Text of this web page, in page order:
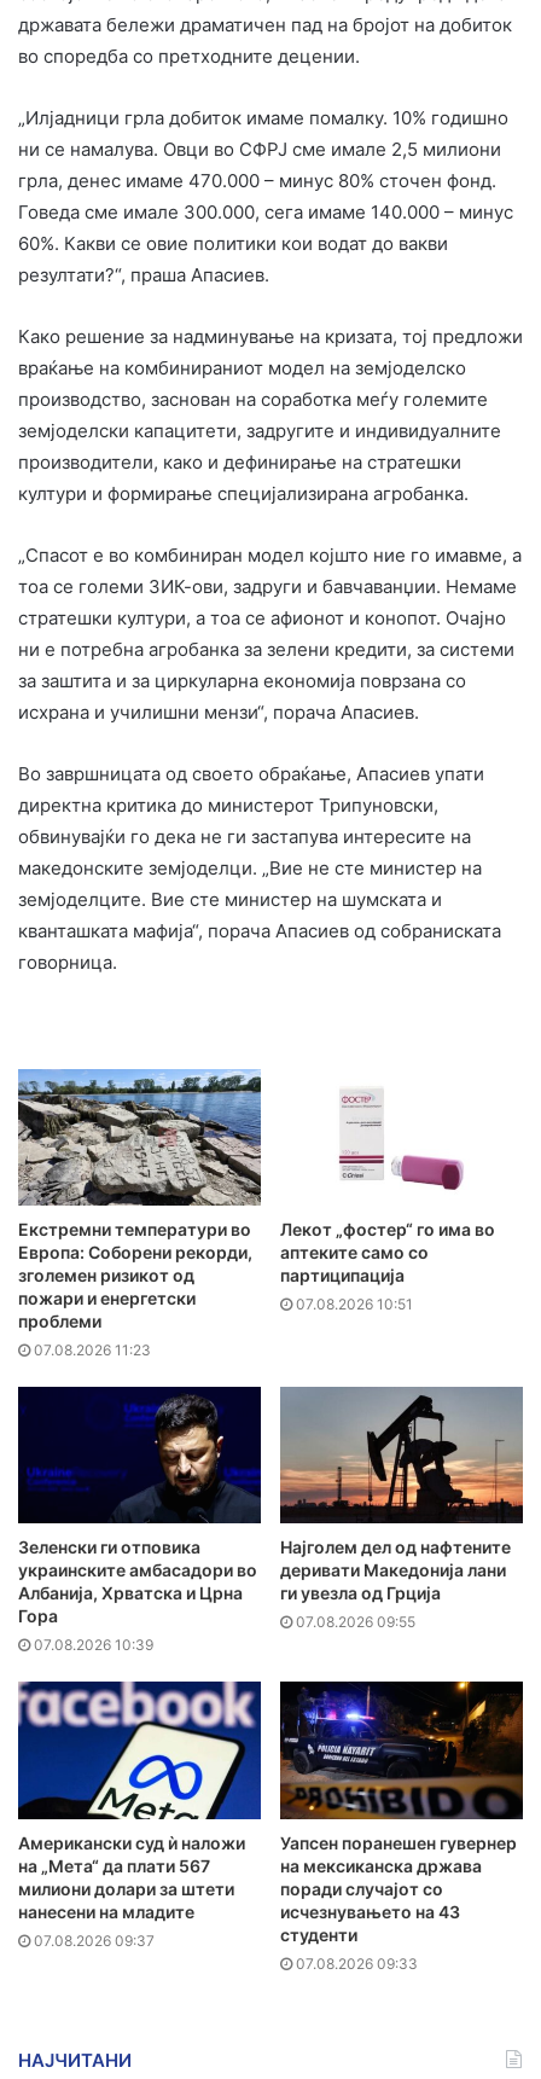
државата бележи драматичен пад на бројот на добиток
во споредба со претходните децении.
„Илјадници грла добиток имаме помалку. 10% годишно
ни се намалува. Овци во СФРЈ сме имале 2,5 милиони
грла, денес имаме 470.000 – минус 80% сточен фонд.
Говеда сме имале 300.000, сега имаме 140.000 – минус
60%. Какви се овие политики кои водат до вакви
резултати?“, праша Апасиев.
Како решение за надминување на кризата, тој предложи
враќање на комбинираниот модел на земјоделско
производство, заснован на соработка меѓу големите
земјоделски капацитети, задругите и индивидуалните
производители, како и дефинирање на стратешки
култури и формирање специјализирана агробанка.
„Спасот е во комбиниран модел којшто ние го имавме, а
тоа се големи ЗИК-ови, задруги и бавчаванџии. Немаме
стратешки култури, а тоа се афионот и конопот. Очајно
ни е потребна агробанка за зелени кредити, за системи
за заштита и за циркуларна економија поврзана со
исхрана и училишни мензи“, порача Апасиев.
Во завршницата од своето обраќање, Апасиев упати
директна критика до министерот Трипуновски,
обвинувајќи го дека не ги застапува интересите на
македонските земјоделци. „Вие не сте министер на
земјоделците. Вие сте министер на шумската и
кванташката мафија“, порача Апасиев од собраниската
говорница.
Екстремни температури во
Европа: Соборени рекорди,
зголемен ризикот од
пожари и енергетски
проблеми
07.08.2026 11:23
Лекот „фостер“ го има во
аптеките само со
партиципација
07.08.2026 10:51
Зеленски ги отповика
украинските амбасадори во
Албанија, Хрватска и Црна
Гора
07.08.2026 10:39
Најголем дел од нафтените
деривати Македонија лани
ги увезла од Грција
07.08.2026 09:55
Американски суд ѝ наложи
на „Мета“ да плати 567
милиони долари за штети
нанесени на младите
07.08.2026 09:37
Уапсен поранешен гувернер
на мексиканска држава
поради случајот со
исчезнувањето на 43
студенти
07.08.2026 09:33
НАЈЧИТАНИ